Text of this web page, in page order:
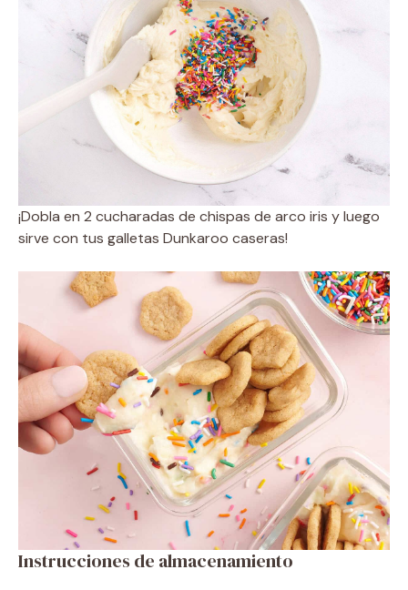
¡Dobla en 2 cucharadas de chispas de arco iris y luego
sirve con tus galletas Dunkaroo caseras!
Instrucciones de almacenamiento